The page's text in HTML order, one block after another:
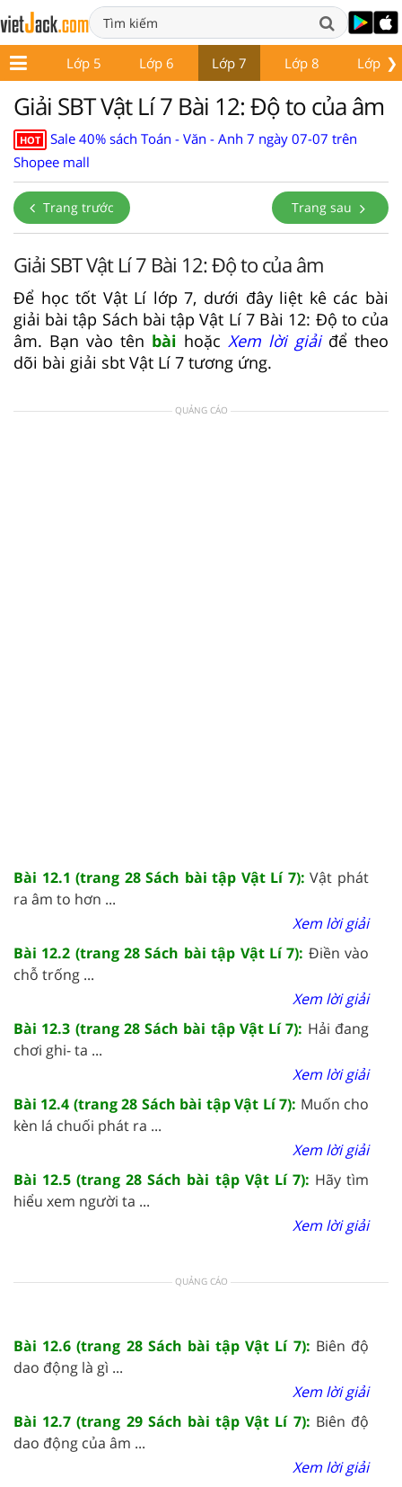
❯
4 Lớp 5 Lớp 6 Lớp 7 Lớp 8 Lớp 9
Giải SBT Vật Lí 7 Bài 12: Độ to của âm
HOT
Sale 40% sách Toán - Văn - Anh 7 ngày 07-07 trên
Shopee mall
Trang trước Trang sau
Giải SBT Vật Lí 7 Bài 12: Độ to của âm
Để học tốt Vật Lí lớp 7, dưới đây liệt kê các bài
giải bài tập Sách bài tập Vật Lí 7 Bài 12: Độ to của
âm. Bạn vào tên bài hoặc Xem lời giảiđể theo
dõi bài giải sbt Vật Lí 7 tương ứng.
QUẢNG CÁO
Bài 12.1 (trang 28 Sách bài tập Vật Lí 7): Vật phát
ra âm to hơn ...
Xem lời giải
Bài 12.2 (trang 28 Sách bài tập Vật Lí 7): Điền vào
chỗ trống ...
Xem lời giải
Bài 12.3 (trang 28 Sách bài tập Vật Lí 7): Hải đang
chơi ghi- ta ...
Xem lời giải
Bài 12.4 (trang 28 Sách bài tập Vật Lí 7): Muốn cho
kèn lá chuối phát ra ...
Xem lời giải
Bài 12.5 (trang 28 Sách bài tập Vật Lí 7): Hãy tìm
hiểu xem người ta ...
Xem lời giải
QUẢNG CÁO
Bài 12.6 (trang 28 Sách bài tập Vật Lí 7): Biên độ
dao động là gì ...
Xem lời giải
Bài 12.7 (trang 29 Sách bài tập Vật Lí 7): Biên độ
dao động của âm ...
Xem lời giải